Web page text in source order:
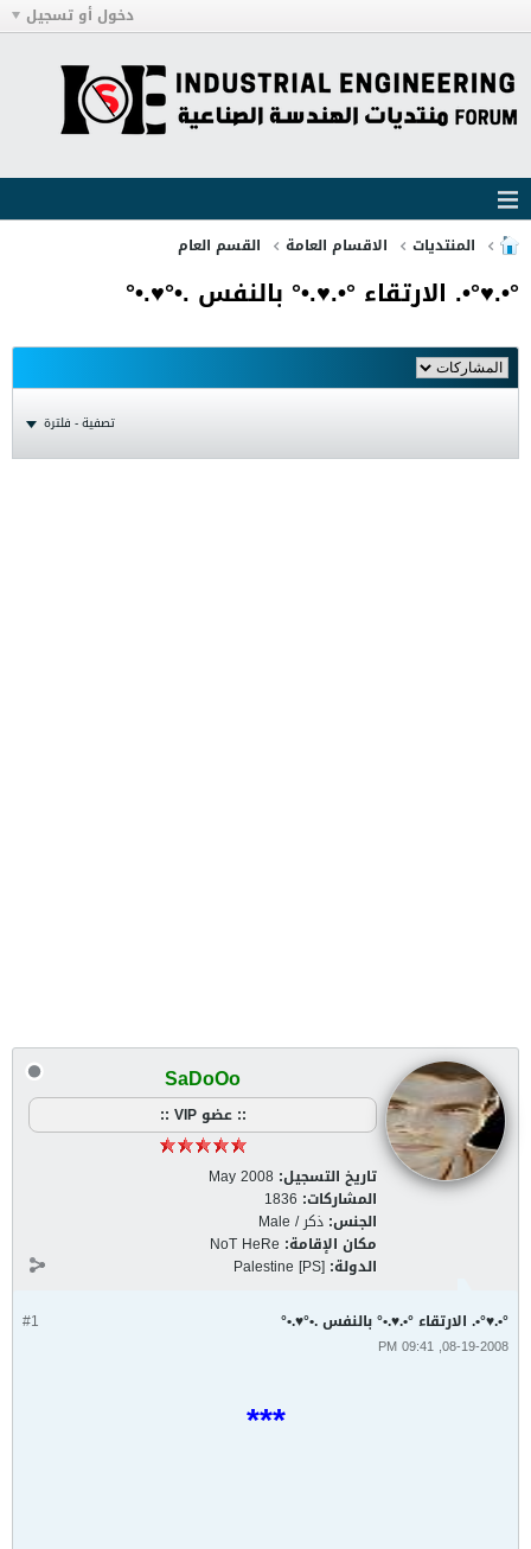
دخول أو تسجيل
المنتديات الاقسام العامة القسم العام
°•.♥°•. الارتقاء °•.♥.•° بالنفس .•°♥.•°
تصفية - فلترة
SaDoOo
:: عضو VIP ::
تاريخ التسجيل: May 2008
المشاركات: 1836
الجنس: ذكر / Male
مكان الإقامة: NoT HeRe
الدولة: Palestine [PS]
#1 °•.♥°•. الارتقاء °•.♥.•° بالنفس .•°♥.•°
08-19-2008, 09:41 PM
***